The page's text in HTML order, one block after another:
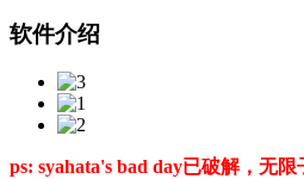
软件介绍
ps: syahata's bad day已破解，无限